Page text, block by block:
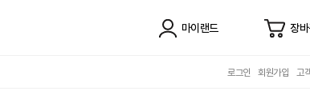
마이랜드 장
로그인 회원가입 고